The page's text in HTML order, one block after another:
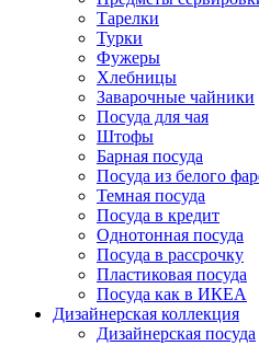
Тарелки
Турки
Фужеры
Хлебницы
Заварочные чайники
Посуда для чая
Штофы
Барная посуда
Посуда из белого
Темная посуда
Посуда в кредит
Однотонная посуда
Посуда в рассрочку
Пластиковая посуда
Посуда как в ИКЕА
Дизайнерская коллекция
Дизайнерская посуда